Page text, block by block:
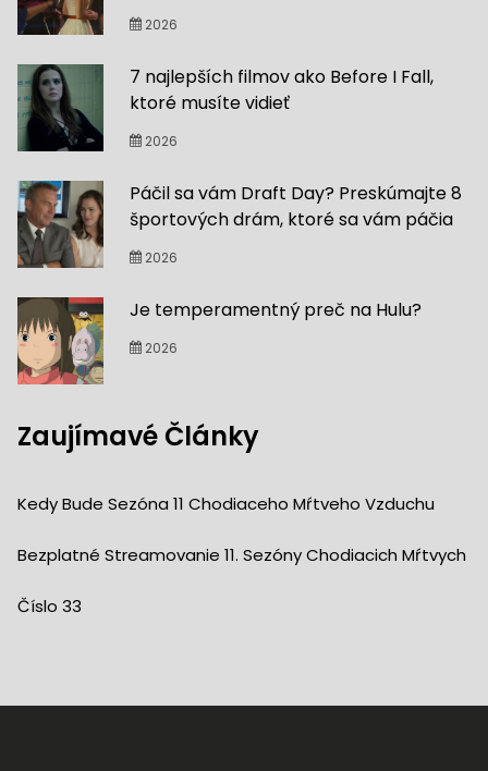
2026
7 najlepších filmov ako Before I Fall,
ktoré musíte vidieť
2026
Páčil sa vám Draft Day? Preskúmajte 8
športových drám, ktoré sa vám páčia
2026
Je temperamentný preč na Hulu?
2026
Zaujímavé Články
Kedy Bude Sezóna 11 Chodiaceho Mŕtveho Vzduchu
Bezplatné Streamovanie 11. Sezóny Chodiacich Mŕtvych
Číslo 33